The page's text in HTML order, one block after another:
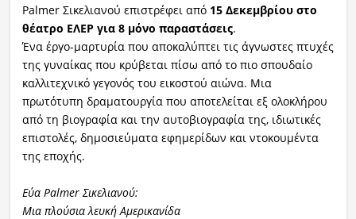
Palmer Σικελιανού επιστρέφει από 15 Δεκεμβρίου στο
θέατρο ΕΛΕΡ για 8 μόνο παραστάσεις.
Ένα έργο-μαρτυρία που αποκαλύπτει τις άγνωστες πτυχές
της γυναίκας που κρύβεται πίσω από το πιο σπουδαίο
καλλιτεχνικό γεγονός του εικοστού αιώνα. Μια
πρωτότυπη δραματουργία που αποτελείται εξ ολοκλήρου
από τη βιογραφία και την αυτοβιογραφία της, ιδιωτικές
επιστολές, δημοσιεύματα εφημερίδων και ντοκουμέντα
της εποχής.
Εύα PalmerΣικελιανού:
Μια πλούσια λευκή Αμερικανίδα